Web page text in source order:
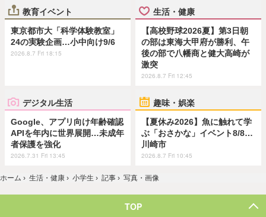
教育イベント
東京都市大「科学体験教室」
24の実験企画…小中向け9/6
2026.8.7 Fri 18:15
生活・健康
【高校野球2026夏】第3日朝
の部は東海大甲府が勝利、午
後の部で八幡商と健大高崎が
激突
2026.8.7 Fri 12:45
デジタル生活
Google、アプリ向け年齢確認
APIを年内に世界展開…未成年
者保護を強化
2026.7.31 Fri 13:45
趣味・娯楽
【夏休み2026】魚に触れて学
ぶ「おさかな」イベント8/8…
川崎市
2026.8.7 Fri 10:45
ホーム › 生活・健康 › 小学生 › 記事 › 写真・画像
TOP